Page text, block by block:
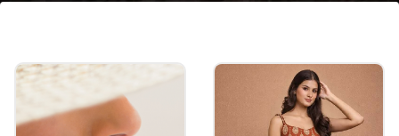
कुंदन आणि मीनाकारी कामाची ही गोल्डन जोडवी तुम्हाला सिंपल,
सोबर पण रॉयल लुक देईल. सुंदर डिझाइन आणि हेवी स्टाइलमुळे ही
जोडवी खूपच आकर्षक दिसतात.